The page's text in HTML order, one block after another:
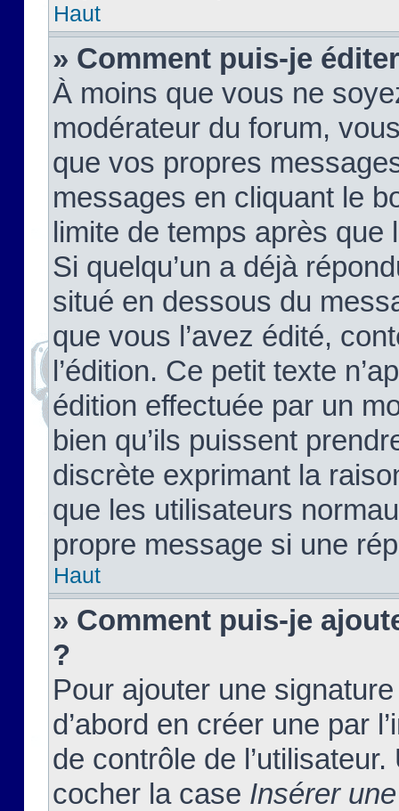
Haut
» Comment puis-je
À moins que vous ne
modérateur du forum,
que vos propres
messages en cliquant le
limite de temps après que
Si quelqu’un a déjà
situé en dessous du
que vous l’avez édité,
l’édition. Ce petit texte
édition effectuée par un
bien qu’ils puissent
discrète exprimant la
que les utilisateurs
propre message si une
Haut
» Comment puis-je
?
Pour ajouter une
d’abord en créer une par
de contrôle de
cocher la case Insérer